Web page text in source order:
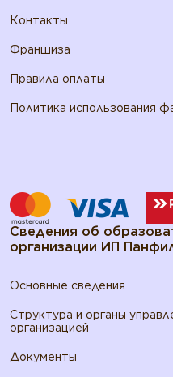
Контакты
Франшиза
Правила оплаты
Политика использования
Сведения об
организации ИП
Основные сведения
Структура и органы
организацией
Документы